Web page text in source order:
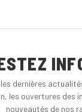
les dernières
les ouvertures des
nouveautés de nos